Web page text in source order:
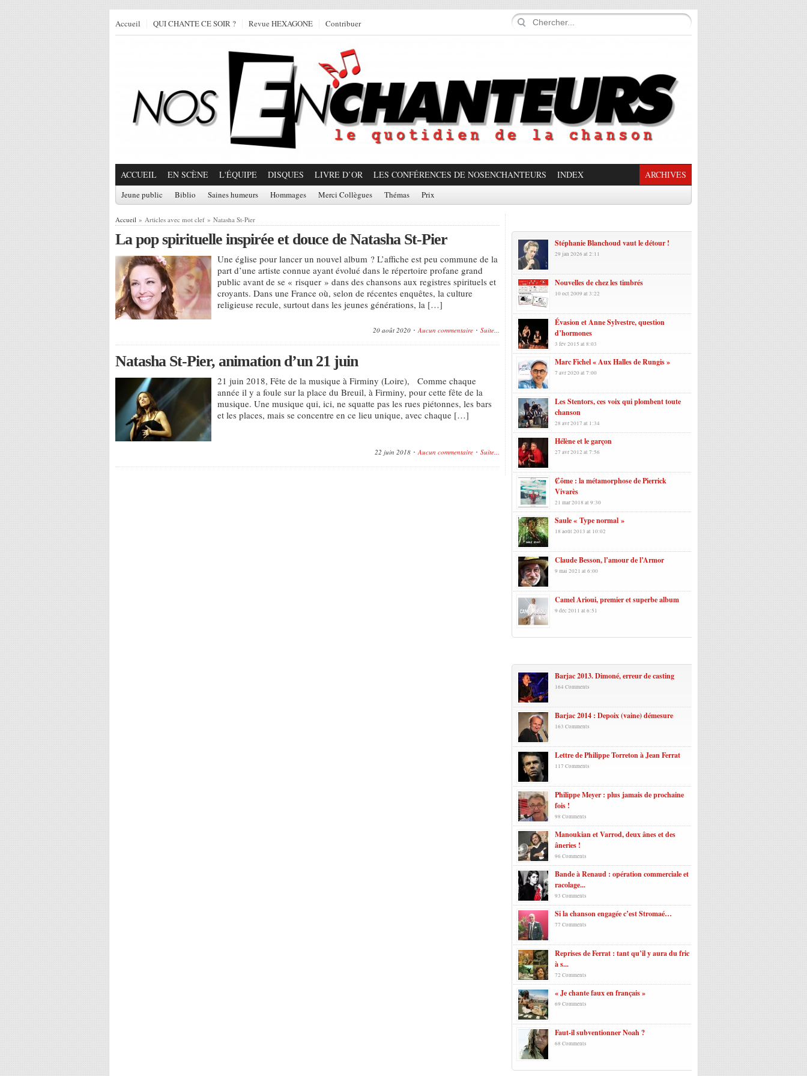
Accueil QUI CHANTE CE SOIR ? Revue HEXAGONE Contribuer
ACCUEIL EN SCÈNE L'ÉQUIPE DISQUES LIVRE D’OR LES CONFÉRENCES DE NOSENCHANTEURS INDEX ARCHIVES
Jeune public Biblio Saines humeurs Hommages Merci Collègues Thémas Prix
Accueil » Articles avec mot clef » Natasha St-Pier
La pop spirituelle inspirée et douce de Natasha St-Pier
Une église pour lancer un nouvel album ? L’affiche est peu commune de la
part d’une artiste connue ayant évolué dans le répertoire profane grand
public avant de se « risquer » dans des chansons aux registres spirituels et
croyants. Dans une France où, selon de récentes enquêtes, la culture
religieuse recule, surtout dans les jeunes générations, la […]
20 août 2020 Aucun commentaire Suite...
Natasha St-Pier, animation d’un 21 juin
21 juin 2018, Fête de la musique à Firminy (Loire), Comme chaque
année il y a foule sur la place du Breuil, à Firminy, pour cette fête de la
musique. Une musique qui, ici, ne squatte pas les rues piétonnes, les bars
et les places, mais se concentre en ce lieu unique, avec chaque […]
22 juin 2018 Aucun commentaire Suite...
Stéphanie Blanchoud vaut le détour !
29 jan 2026 at 2:11
Nouvelles de chez les timbrés
10 oct 2009 at 3:22
Évasion et Anne Sylvestre, question
d’hormones
3 fév 2015 at 8:03
Marc Fichel « Aux Halles de Rungis »
7 avr 2020 at 7:00
Les Stentors, ces voix qui plombent toute
chanson
28 avr 2017 at 1:34
Hélène et le garçon
27 avr 2012 at 7:56
Ȼôme : la métamorphose de Pierrick
Vivarès
21 mar 2018 at 9:30
Saule « Type normal »
18 août 2013 at 10:02
Claude Besson, l’amour de l’Armor
9 mai 2021 at 6:00
Camel Arioui, premier et superbe album
9 déc 2011 at 6:51
Barjac 2013. Dimoné, erreur de casting
164 Comments
Barjac 2014 : Depoix (vaine) démesure
163 Comments
Lettre de Philippe Torreton à Jean Ferrat
117 Comments
Philippe Meyer : plus jamais de prochaine
fois !
98 Comments
Manoukian et Varrod, deux ânes et des
âneries !
96 Comments
Bande à Renaud : opération commerciale et
racolage...
93 Comments
Si la chanson engagée c’est Stromaé…
77 Comments
Reprises de Ferrat : tant qu’il y aura du fric
à s...
72 Comments
« Je chante faux en français »
69 Comments
Faut-il subventionner Noah ?
68 Comments